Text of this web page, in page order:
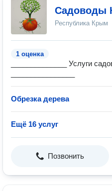
Садоводы
Республика Крым
1 оценка
______________ Услуги
Обрезка дерева
Ещё 16 услуг
Позвонить